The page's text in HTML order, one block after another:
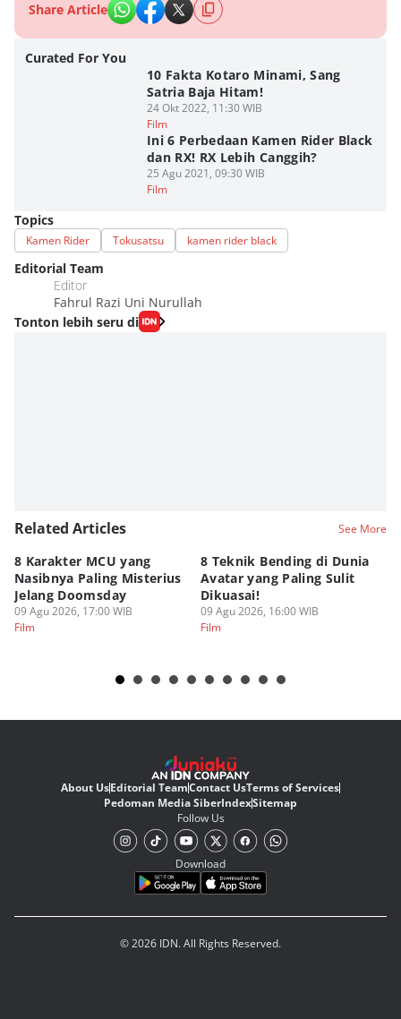
Share Article
Curated For You
10 Fakta Kotaro Minami, Sang
Satria Baja Hitam!
24 Okt 2022, 11:30 WIB
Film
Ini 6 Perbedaan Kamen Rider Black
dan RX! RX Lebih Canggih?
25 Agu 2021, 09:30 WIB
Film
Topics
Kamen Rider Tokusatsu kamen rider black
Editorial Team
Editor
Fahrul Razi Uni Nurullah
Tonton lebih seru di
Related Articles See More
8 Karakter MCU yang
Nasibnya Paling Misterius
Jelang Doomsday
09 Agu 2026, 17:00 WIB
Film
8 Teknik Bending di Dunia
Avatar yang Paling Sulit
Dikuasai!
09 Agu 2026, 16:00 WIB
Film
About UsEditorial TeamContact UsTerms of Services
Pedoman Media SiberIndexSitemap
Follow Us
Download
© 2026 IDN. All Rights Reserved.